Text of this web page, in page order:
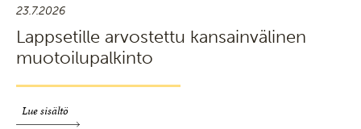
23.7.2026
Lappsetille arvostettu kansainvälinen
muotoilupalkinto
Lue sisältö